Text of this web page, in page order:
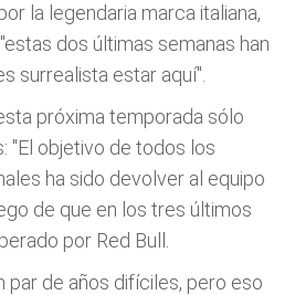
la legendaria marca italiana,
dos últimas semanas han
surrealista estar aquí".
próxima temporada sólo
"El objetivo de todos los
ha sido devolver al equipo
de que en los tres últimos
por Red Bull.
par de años difíciles, pero eso